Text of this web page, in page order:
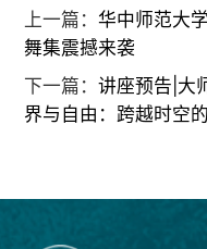
上一篇：华中师范大
舞集震撼来袭
下一篇：讲座预告|大
界与自由：跨越时空